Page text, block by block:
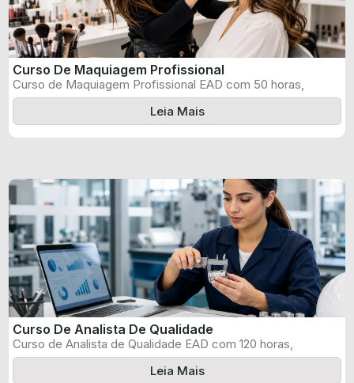
Curso De Maquiagem Profissional
Curso de Maquiagem Profissional EAD com 50 horas,
certificado informado pelo produtor e ...
Leia Mais
Curso De Analista De Qualidade
Curso de Analista de Qualidade EAD com 120 horas,
certificado informado pelo produtor ...
Leia Mais